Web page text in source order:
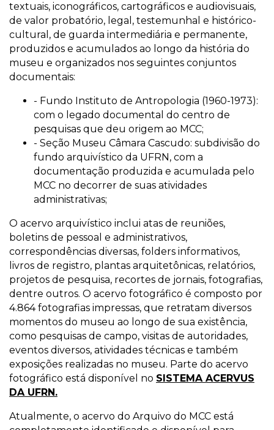
textuais, iconográficos, cartográficos e audiovisuais,
de valor probatório, legal, testemunhal e histórico-
cultural, de guarda intermediária e permanente,
produzidos e acumulados ao longo da história do
museu e organizados nos seguintes conjuntos
documentais:
- Fundo Instituto de Antropologia (1960-1973):
com o legado documental do centro de
pesquisas que deu origem ao MCC;
- Seção Museu Câmara Cascudo: subdivisão do
fundo arquivístico da UFRN, com a
documentação produzida e acumulada pelo
MCC no decorrer de suas atividades
administrativas;
O acervo arquivístico inclui atas de reuniões,
boletins de pessoal e administrativos,
correspondências diversas, folders informativos,
livros de registro, plantas arquitetônicas, relatórios,
projetos de pesquisa, recortes de jornais, fotografias,
dentre outros. O acervo fotográfico é composto por
4.864 fotografias impressas, que retratam diversos
momentos do museu ao longo de sua existência,
como pesquisas de campo, visitas de autoridades,
eventos diversos, atividades técnicas e também
exposições realizadas no museu. Parte do acervo
fotográfico está disponível no SISTEMA ACERVUS
DA UFRN.
Atualmente, o acervo do Arquivo do MCC está